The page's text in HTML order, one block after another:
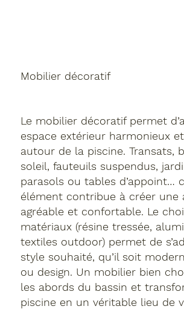
Mobilier décoratif
Le mobilier décoratif permet
espace extérieur harmonieux
autour de la piscine. Transats,
soleil, fauteuils suspendus,
parasols ou tables d’appoint…
élément contribue à créer une
agréable et confortable. Le
matériaux (résine tressée,
textiles outdoor) permet de
style souhaité, qu’il soit
ou design. Un mobilier bien
les abords du bassin et
piscine en un véritable lieu de